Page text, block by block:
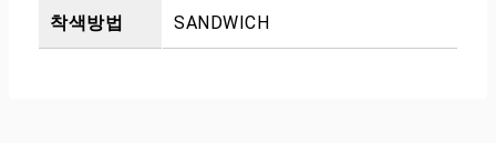
착색방법 SANDWICH